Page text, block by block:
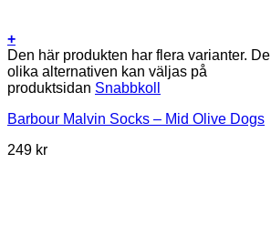
+
Den här produkten har flera varianter. De
olika alternativen kan väljas på
produktsidan Snabbkoll
Barbour Malvin Socks – Mid Olive Dogs
249 kr